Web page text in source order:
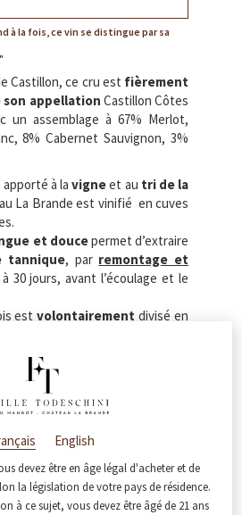
à la fois, ce vin se distingue par sa
Castillon, ce cru est fièrement
appellation Castillon Côtes
un assemblage à 67% Merlot,
8% Cabernet Sauvignon, 3%
apporté à lavigneet au tri de la
La Brande est vinifié en cuves
et doucepermet d’extraire
tannique, par remontage et
30 jours, avant l’écoulage et le
estvolontairement divisé en
neuves, 30% barriques de 400
en barriques de 500 litres d’un
le maximum pour accompagner
terroirs de La Brande, dans le
un vin juteux, croquant et
English
devez être en âge légal d'acheter et de
la législation de votre pays de résidence.
à ce sujet, vous devez être âgé de 21 ans